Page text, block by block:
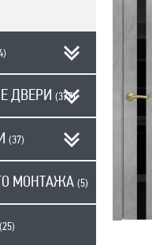
ДВЕРИ (377)
(37)
МОНТАЖА (5)
(25)